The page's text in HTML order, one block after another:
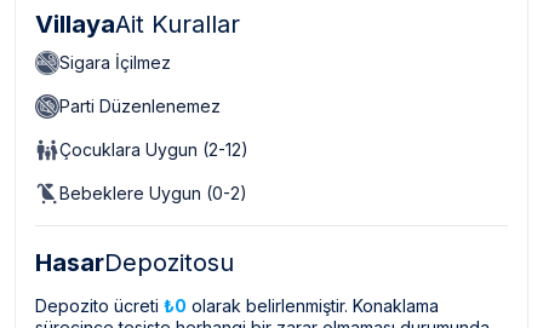
VillayaAit Kurallar
Sigara İçilmez
Parti Düzenlenemez
Çocuklara Uygun (2-12)
Bebeklere Uygun (0-2)
HasarDepozitosu
Depozito ücreti ₺0 olarak belirlenmiştir. Konaklama